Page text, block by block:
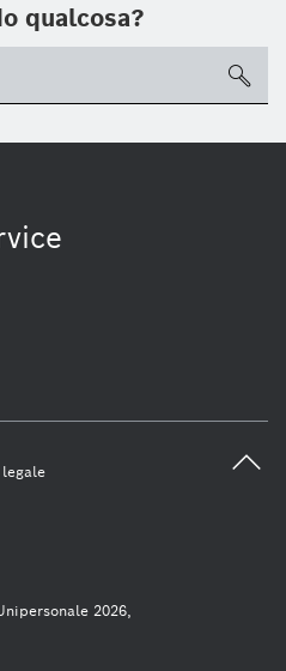
qualcosa?
2026,